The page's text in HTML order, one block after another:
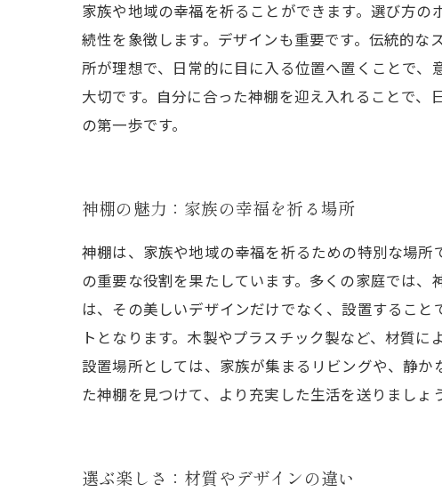
家族や地域の幸福を祈ることができます。選び方
続性を象徴します。デザインも重要です。伝統的
所が理想で、日常的に目に入る位置へ置くことで
大切です。自分に合った神棚を迎え入れることで
の第一歩です。
神棚の魅力：家族の幸福を祈る場所
神棚は、家族や地域の幸福を祈るための特別な場
の重要な役割を果たしています。多くの家庭では
は、その美しいデザインだけでなく、設置するこ
トとなります。木製やプラスチック製など、材質
設置場所としては、家族が集まるリビングや、静
た神棚を見つけて、より充実した生活を送りましょう
選ぶ楽しさ：材質やデザインの違い